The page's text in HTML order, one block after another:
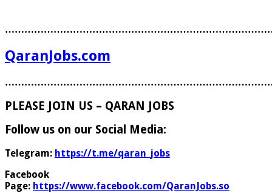
QaranJobs.com
PLEASE JOIN US – QARAN JOBS
Follow us on our Social Media:
Telegram: https://t.me/qaran_jobs
Facebook
Page: https://www.facebook.com/QaranJobs.so